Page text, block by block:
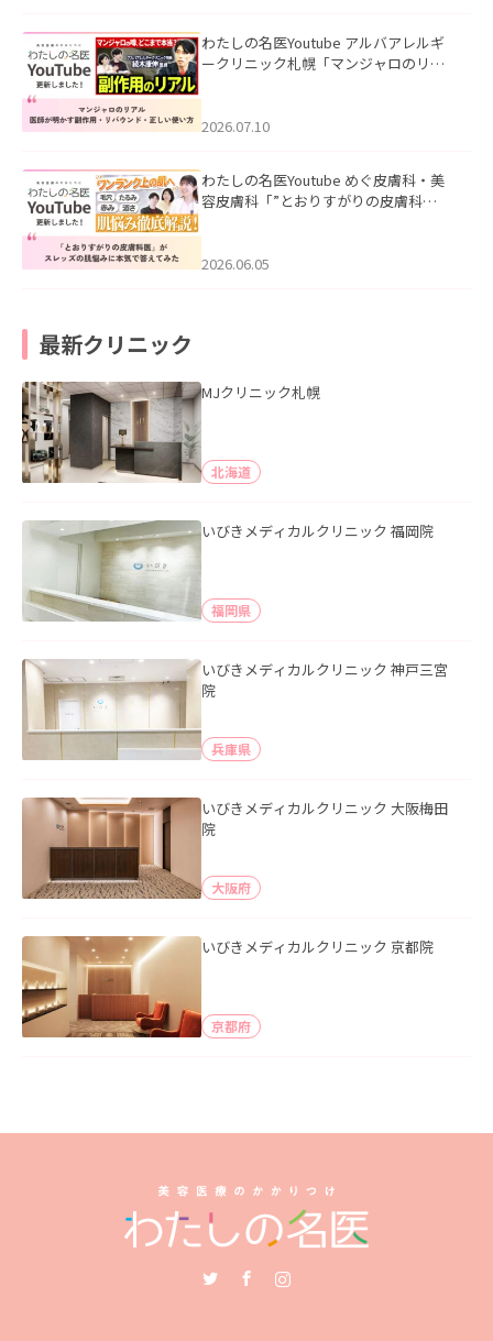
わたしの名医Youtube アルバアレルギ
ークリニック札幌「マンジャロのリア
た。
2026.07.10
わたしの名医Youtube めぐ皮膚科・美
容皮膚科「”とおりすがりの皮膚科
2026.06.05
最新クリニック
MJクリニック札幌
北海道
いびきメディカルクリニック 福岡院
福岡県
いびきメディカルクリニック 神戸三宮
院
兵庫県
いびきメディカルクリニック 大阪梅田
院
大阪府
いびきメディカルクリニック 京都院
京都府